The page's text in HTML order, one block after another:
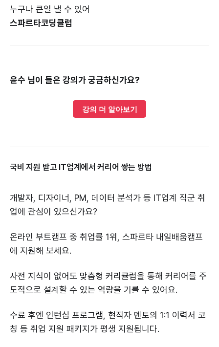
누구나 큰일 낼 수 있어
스파르타코딩클럽
윤수 님이 들은 강의가 궁금하신가요?
강의 더 알아보기
국비 지원 받고 IT업계에서 커리어 쌓는 방법
개발자, 디자이너, PM, 데이터 분석가 등 IT업계 직군 취
업에 관심이 있으신가요?
온라인 부트캠프 중 취업률 1위, 스파르타 내일배움캠프
에 지원해 보세요.
사전 지식이 없어도 맞춤형 커리큘럼을 통해 커리어를 주
도적으로 설계할 수 있는 역량을 기를 수 있어요.
수료 후엔 인턴십 프로그램, 현직자 멘토의 1:1 이력서 코
칭 등 취업 지원 패키지가 평생 지원됩니다.